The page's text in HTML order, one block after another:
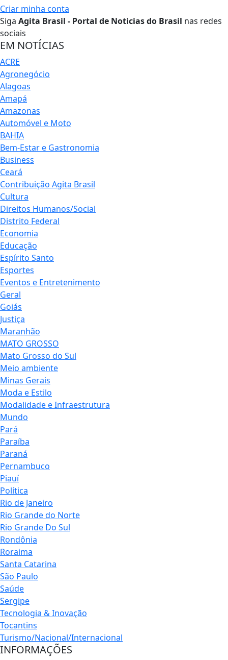
Criar minha conta
Siga Agita Brasil - Portal de Noticias do Brasil nas redes
sociais
EM NOTÍCIAS
ACRE
Agronegócio
Alagoas
Amapá
Amazonas
Automóvel e Moto
BAHIA
Bem-Estar e Gastronomia
Business
Ceará
Contribuição Agita Brasil
Cultura
Direitos Humanos/Social
Distrito Federal
Economia
Educação
Espírito Santo
Esportes
Eventos e Entretenimento
Geral
Goiás
Justiça
Maranhão
MATO GROSSO
Mato Grosso do Sul
Meio ambiente
Minas Gerais
Moda e Estilo
Modalidade e Infraestrutura
Mundo
Pará
Paraíba
Paraná
Pernambuco
Piauí
Política
Rio de Janeiro
Rio Grande do Norte
Rio Grande Do Sul
Rondônia
Roraima
Santa Catarina
São Paulo
Saúde
Sergipe
Tecnologia & Inovação
Tocantins
Turismo/Nacional/Internacional
INFORMAÇÕES